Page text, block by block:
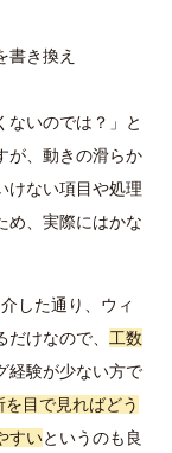
き換え
ないのでは？」と
が、動きの滑らか
けない項目や処理
め、実際にはかな
した通り、ウィ
けなので、 工数
経験が少ない方で
を目で見ればどう
すいというのも良